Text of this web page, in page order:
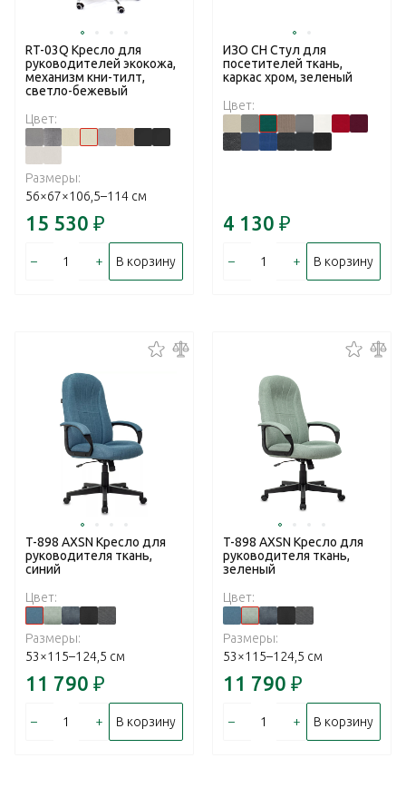
RT-03Q Кресло для
руководителей экокожа,
механизм кни-тилт,
светло-бежевый
Цвет:
Размеры:
56×67×106,5–114 см
15 530 ₽
– + В корзину
ИЗО CH Стул для
посетителей ткань,
каркас хром, зеленый
Цвет:
4 130 ₽
– + В корзину
T-898 AXSN Кресло для
руководителя ткань,
синий
Цвет:
Размеры:
53×115–124,5 см
11 790 ₽
– + В корзину
T-898 AXSN Кресло для
руководителя ткань,
зеленый
Цвет:
Размеры:
53×115–124,5 см
11 790 ₽
– + В корзину